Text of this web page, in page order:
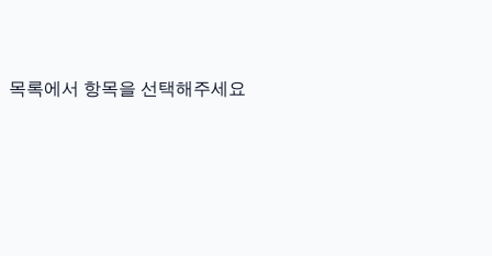
목록에서 항목을 선택해주세요